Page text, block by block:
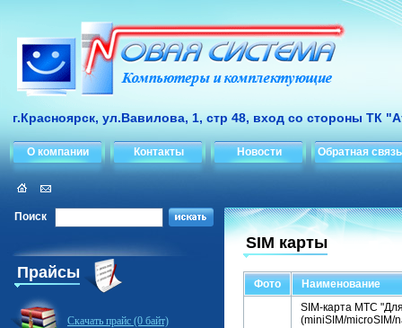
г.Красноярск, ул.Вавилова, 1, стр 48, вход со стороны ТК
О компании Контакты Новости Обратная связь
Поиск
Прайсы
Скачать прайс (0 байт)
SIM карты
Фото
Наименование
SIM-карта МТС
(miniSIM/microSIM/